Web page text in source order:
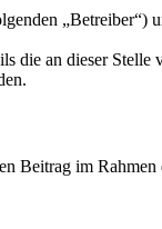
„Betreiber“)
die an dieser Stelle
Beitrag im Rahmen